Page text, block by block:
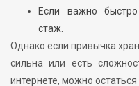
Если важно
стаж.
Однако если привычка
сильна или есть
интернете, можно